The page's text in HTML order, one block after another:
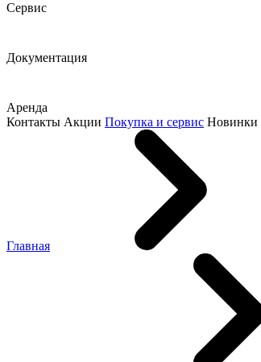
Сервис
Документация
Аренда
Контакты Акции Покупка и сервис Новинки
Главная